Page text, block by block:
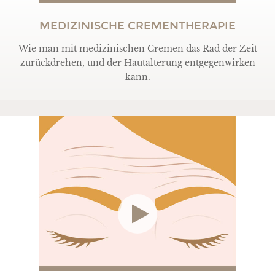
MEDIZINISCHE CREMENTHERAPIE
Wie man mit medizinischen Cremen das Rad der Zeit
zurückdrehen, und der Hautalterung entgegenwirken
kann.